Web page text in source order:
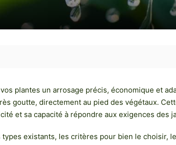
plantes un arrosage précis, économique et
goutte, directement au pied des végétaux.
et sa capacité à répondre aux exigences des
existants, les critères pour bien le choisir,